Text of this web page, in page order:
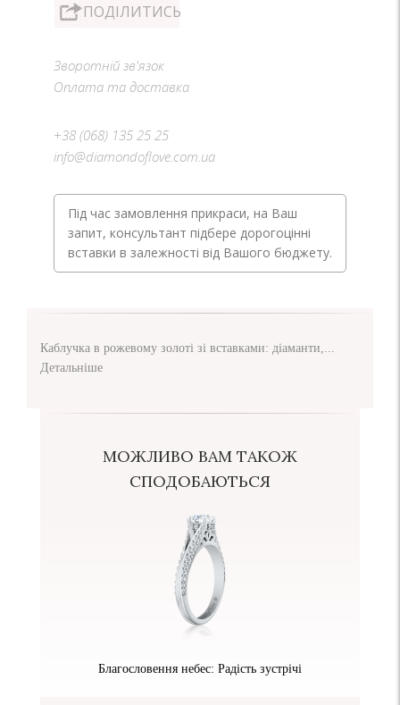
ПОДІЛИТИСЬ
Зворотній зв'язок
Оплата та доставка
+38 (068) 135 25 25
info@diamondoflove.com.ua
Під час замовлення прикраси, на Ваш
запит, консультант підбере дорогоцінні
вставки в залежності від Вашого бюджету.
Каблучка в рожевому золоті зі вставками: діаманти,...
Детальніше
МОЖЛИВО ВАМ ТАКОЖ
СПОДОБАЮТЬСЯ
Благословення небес: Радість зустрічі